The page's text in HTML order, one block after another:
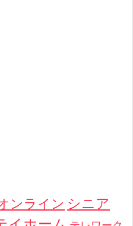
ンライン シニア